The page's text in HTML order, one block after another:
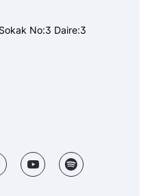
No:3 Daire:3